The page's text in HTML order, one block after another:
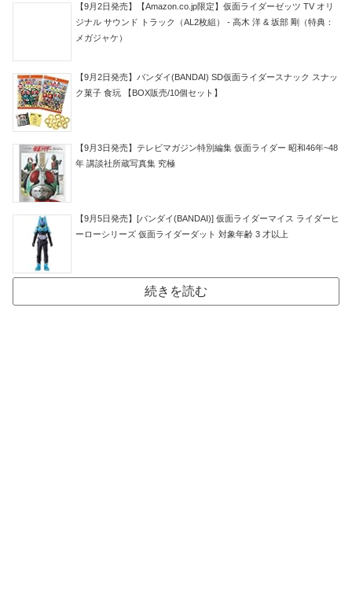
【9月2日発売】【Amazon.co.jp限定】仮面ライダーゼッツ TV オリ
ジナル サウンド トラック（AL2枚組） - 高木 洋 & 坂部 剛（特典：
メガジャケ）
【9月2日発売】バンダイ(BANDAI) SD仮面ライダースナック スナッ
ク菓子 食玩 【BOX販売/10個セット】
【9月3日発売】テレビマガジン特別編集 仮面ライダー 昭和46年~48
年 講談社所蔵写真集 究極
【9月5日発売】[バンダイ(BANDAI)] 仮面ライダーマイス ライダーヒ
ーローシリーズ 仮面ライダーダット 対象年齢 3 才以上
続きを読む